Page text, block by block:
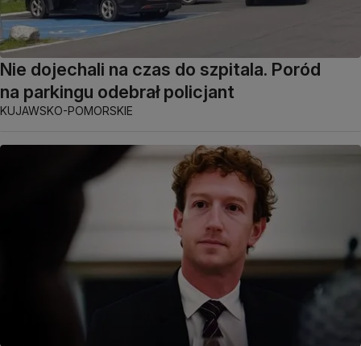
Nie dojechali na czas do szpitala. Poród
na parkingu odebrał policjant
KUJAWSKO-POMORSKIE